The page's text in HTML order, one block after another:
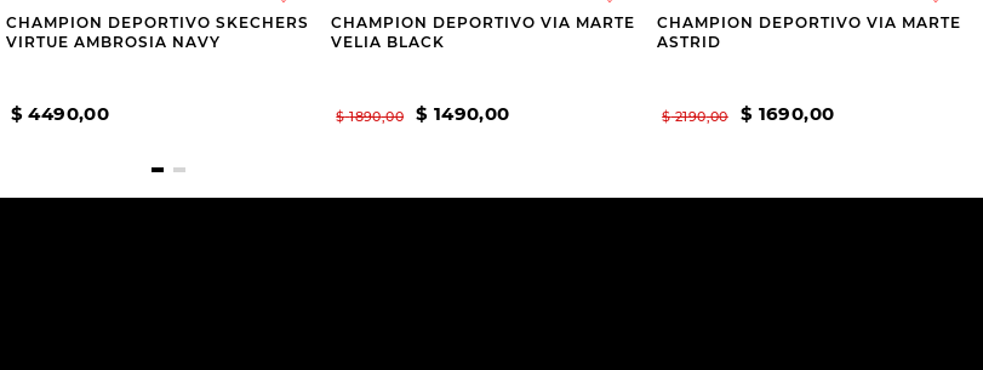
CHAMPION DEPORTIVO SKECHERS
VIRTUE AMBROSIA NAVY
$ 4490,00
CHAMPION DEPORTIVO VIA MARTE
VELIA BLACK
$ 1890,00 $ 1490,00
CHAMPION DEPORTIVO VIA MARTE
ASTRID
$ 2190,00 $ 1690,00